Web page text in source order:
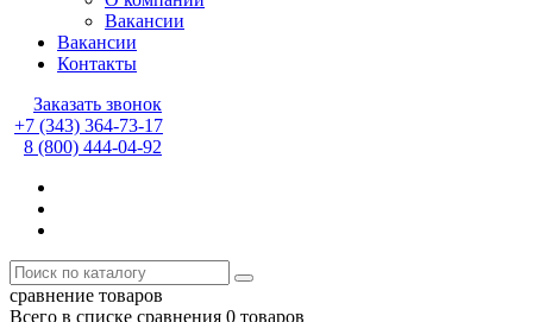
Вакансии
Вакансии
Контакты
Заказать звонок
+7 (343) 364-73-17
8 (800) 444-04-92
сравнение товаров
Всего в списке сравнения 0 товаров